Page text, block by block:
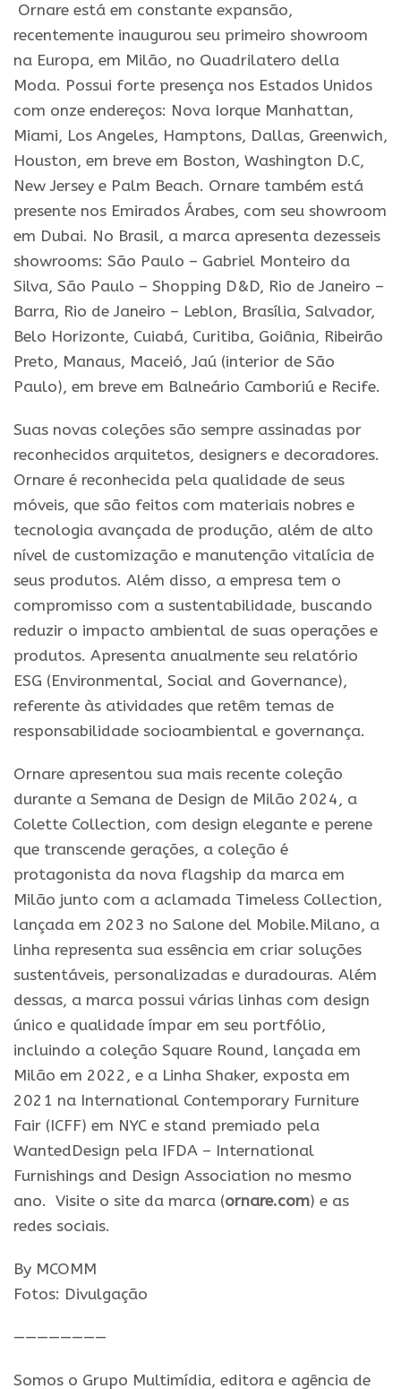
Ornare está em constante expansão,
recentemente inaugurou seu primeiro showroom
na Europa, em Milão, no Quadrilatero della
Moda. Possui forte presença nos Estados Unidos
com onze endereços: Nova Iorque Manhattan,
Miami, Los Angeles, Hamptons, Dallas, Greenwich,
Houston, em breve em Boston, Washington D.C,
New Jersey e Palm Beach. Ornare também está
presente nos Emirados Árabes, com seu showroom
em Dubai. No Brasil, a marca apresenta dezesseis
showrooms: São Paulo – Gabriel Monteiro da
Silva, São Paulo – Shopping D&D, Rio de Janeiro –
Barra, Rio de Janeiro – Leblon, Brasília, Salvador,
Belo Horizonte, Cuiabá, Curitiba, Goiânia, Ribeirão
Preto, Manaus, Maceió, Jaú (interior de São
Paulo), em breve em Balneário Camboriú e Recife.
Suas novas coleções são sempre assinadas por
reconhecidos arquitetos, designers e decoradores.
Ornare é reconhecida pela qualidade de seus
móveis, que são feitos com materiais nobres e
tecnologia avançada de produção, além de alto
nível de customização e manutenção vitalícia de
seus produtos. Além disso, a empresa tem o
compromisso com a sustentabilidade, buscando
reduzir o impacto ambiental de suas operações e
produtos. Apresenta anualmente seu relatório
ESG (Environmental, Social and Governance),
referente às atividades que retêm temas de
responsabilidade socioambiental e governança.
Ornare apresentou sua mais recente coleção
durante a Semana de Design de Milão 2024, a
Colette Collection, com design elegante e perene
que transcende gerações, a coleção é
protagonista da nova flagship da marca em
Milão junto com a aclamada Timeless Collection,
lançada em 2023 no Salone del Mobile.Milano, a
linha representa sua essência em criar soluções
sustentáveis, personalizadas e duradouras. Além
dessas, a marca possui várias linhas com design
único e qualidade ímpar em seu portfólio,
incluindo a coleção Square Round, lançada em
Milão em 2022, e a Linha Shaker, exposta em
2021 na International Contemporary Furniture
Fair (ICFF) em NYC e stand premiado pela
WantedDesign pela IFDA – International
Furnishings and Design Association no mesmo
ano. Visite o site da marca (ornare.com) e as
redes sociais.
By MCOMM
Fotos: Divulgação
————————
Somos o Grupo Multimídia, editora e agência de